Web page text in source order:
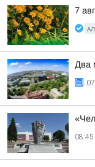
7
Два
08:45